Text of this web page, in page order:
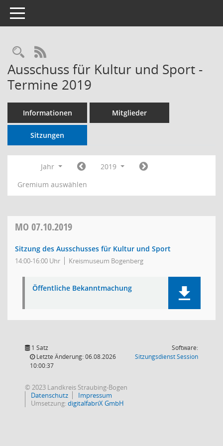
Toggle navigation
RSS-Feed
Ausschuss für Kultur und Sport -
Termine 2019
Informationen Mitglieder
Sitzungen
Jahr
2019
Gremium auswählen
MO 07.10.2019
Sitzung des Ausschusses für Kultur und Sport
14:00-16:00 Uhr Kreismuseum Bogenberg
Öffentliche Bekanntmachung
1 Satz
Letzte Änderung: 06.08.2026
10:00:37
Software:
SitzungsdienstSession(Wird in
© 2023 Landkreis Straubing-Bogen
Datenschutz
Impressum
Umsetzung:digitalfabriX GmbH